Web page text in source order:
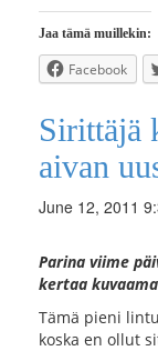
Jaa tämä muillekin:
Facebook
Sirittäjä
aivan
June 12, 2011
Parina viime
kertaa
Tämä pieni
koska en ollut